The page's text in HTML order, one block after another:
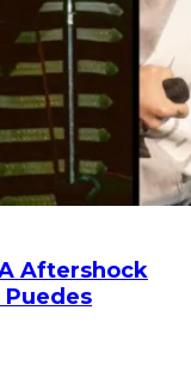
Aftershock
Puedes